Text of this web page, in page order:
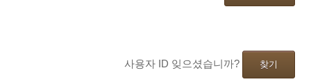
사용자 ID 잊으셨습니까? 찾기